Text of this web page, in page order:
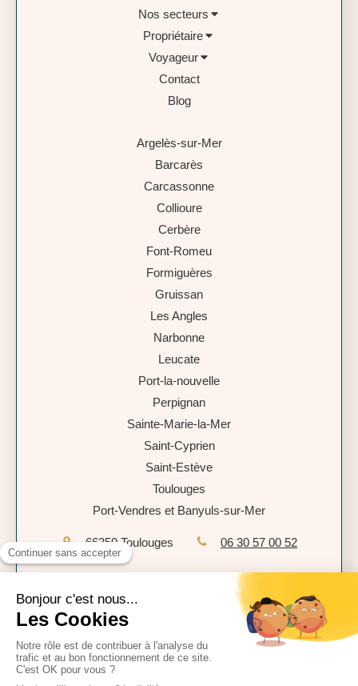
Nos secteurs
Propriétaire
Voyageur
Contact
Blog
Argelès-sur-Mer
Barcarès
Carcassonne
Collioure
Cerbère
Font-Romeu
Formiguères
Gruissan
Les Angles
Narbonne
Leucate
Port-la-nouvelle
Perpignan
Sainte-Marie-la-Mer
Saint-Cyprien
Saint-Estève
Toulouges
Port-Vendres et Banyuls-sur-Mer
66350 Toulouges 06 30 57 00 52
Mentions légales
Politique de confidentialité
CGU